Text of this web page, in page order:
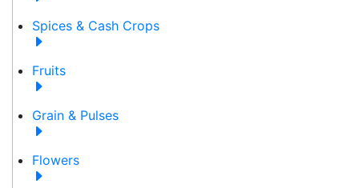
Spices & Cash Crops
Fruits
Grain & Pulses
Flowers